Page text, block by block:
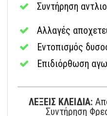
Συντήρηση
Αλλαγές
Εντοπισμός
Επιδιόρθωση
ΛΕΞΕΙΣ ΚΛΕΙΔΙΑ:
Συντήρηση